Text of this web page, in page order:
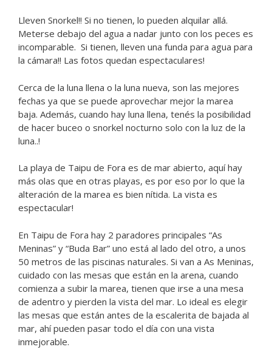
Lleven Snorkel!! Si no tienen, lo pueden alquilar allá.
Meterse debajo del agua a nadar junto con los peces es
incomparable. Si tienen, lleven una funda para agua para
la cámara!! Las fotos quedan espectaculares!
Cerca de la luna llena o la luna nueva, son las mejores
fechas ya que se puede aprovechar mejor la marea
baja. Además, cuando hay luna llena, tenés la posibilidad
de hacer buceo o snorkel nocturno solo con la luz de la
luna..!
La playa de Taipu de Fora es de mar abierto, aquí hay
más olas que en otras playas, es por eso por lo que la
alteración de la marea es bien nítida. La vista es
espectacular!
En Taipu de Fora hay 2 paradores principales “As
Meninas” y “Buda Bar” uno está al lado del otro, a unos
50 metros de las piscinas naturales. Si van a As Meninas,
cuidado con las mesas que están en la arena, cuando
comienza a subir la marea, tienen que irse a una mesa
de adentro y pierden la vista del mar. Lo ideal es elegir
las mesas que están antes de la escalerita de bajada al
mar, ahí pueden pasar todo el día con una vista
inmejorable.